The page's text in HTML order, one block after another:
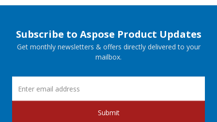
Subscribe to Aspose Product Updates
Get monthly newsletters & offers directly delivered to your
mailbox.
Submit